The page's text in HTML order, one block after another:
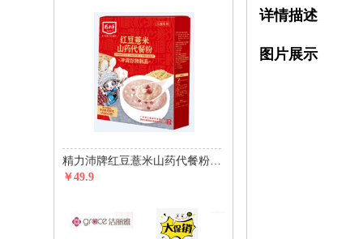
精力沛牌红豆薏米山药代餐粉450g(30g*15包)
￥49.9
详情描述
图片展示